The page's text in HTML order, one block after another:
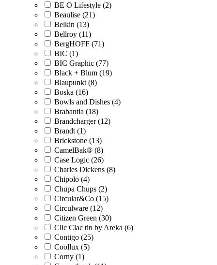
BE O Lifestyle (2)
Beaulise (21)
Belkin (13)
Bellroy (11)
BergHOFF (71)
BIC (1)
BIC Graphic (77)
Black + Blum (19)
Blaupunkt (8)
Boska (16)
Bowls and Dishes (4)
Brabantia (18)
Brandcharger (12)
Brandt (1)
Brickstone (13)
CamelBak® (8)
Case Logic (26)
Charles Dickens (8)
Chipolo (4)
Chupa Chups (2)
Circular&Co (15)
Circulware (12)
Citizen Green (30)
Clic Clac tin by Areka (6)
Contigo (25)
Coollux (5)
Corny (1)